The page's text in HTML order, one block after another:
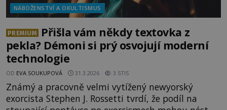
NÁBOŽENSTVÍ A OKULTISMUS
PREMIUM
Přišla vám někdy textovka z
pekla? Démoni si prý osvojují moderní
technologie
OD EVA SOUKUPOVÁ 31.3.2026 3.5TIS
Známý a pracovně velmi vytížený newyorský
exorcista Stephen J. Rossetti tvrdí, že podíl na